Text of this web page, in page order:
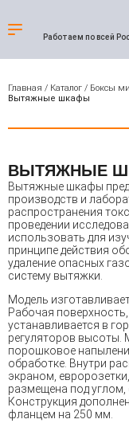
Работаем по всей
Главная / Каталог / Боксы
Вытяжные шкафы
ВЫТЯЖНЫЕ
Вытяжные шкафы
производств и
распространения
проведении
использовать для
принципе действия
удаление опасных
систему вытяжки.
Модель
Рабочая
устанавливается в
регуляторов высоты.
порошковое
обработке. Внутри
экраном,
размещена под углом,
Конструкция
фланцем на 250 мм.